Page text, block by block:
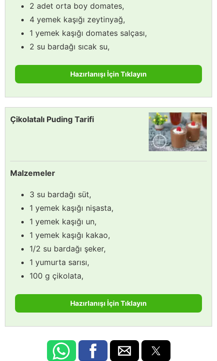
2 adet orta boy domates,
4 yemek kaşığı zeytinyağ,
1 yemek kaşığı domates salçası,
2 su bardağı sıcak su,
Hazırlanışı İçin Tıklayın
Çikolatalı Puding Tarifi
Malzemeler
3 su bardağı süt,
1 yemek kaşığı nişasta,
1 yemek kaşığı un,
1 yemek kaşığı kakao,
1/2 su bardağı şeker,
1 yumurta sarısı,
100 g çikolata,
Hazırlanışı İçin Tıklayın